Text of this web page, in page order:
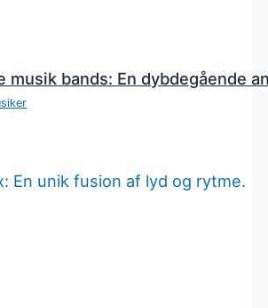
musik bands: En dybdegående